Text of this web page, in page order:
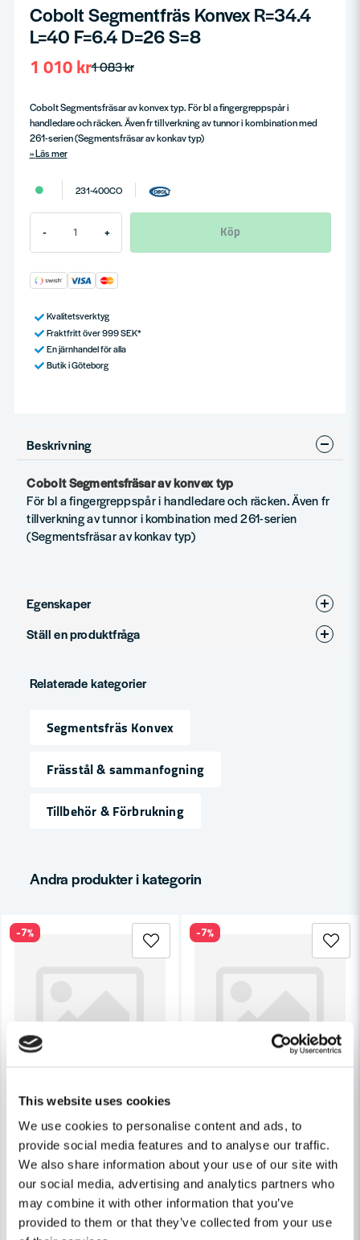
This website uses cookies
We use cookies to personalise content and ads, to
provide social media features and to analyse our traffic.
We also share information about your use of our site with
our social media, advertising and analytics partners who
may combine it with other information that you’ve
provided to them or that they’ve collected from your use
Cobolt Segmentfräs Konvex R=34.4
L=40 F=6.4 D=26 S=8
1 083 kr
1 010 kr
Cobolt Segmentsfräsar av konvex typ. För bl a fingergreppspår i
handledare och räcken. Även fr tillverkning av tunnor i kombination med
261-serien (Segmentsfräsar av konkav typ)
Läs mer
231-400CO
- + Köp
Kvalitetsverktyg
Fraktfritt över 999 SEK*
En järnhandel för alla
Butik i Göteborg
Beskrivning
Cobolt Segmentsfräsar av konvex typ
För bl a fingergreppspår i handledare och räcken. Även fr
tillverkning av tunnor i kombination med 261-serien
(Segmentsfräsar av konkav typ)
Egenskaper
Produkttyp
Ställ en produktfråga
Fråga oss något om denna produkten...
Namn
email
Relaterade kategorier
Segmentsfräs Konvex
Frässtål & sammanfogning
Tillbehör & Förbrukning
Andra produkter i kategorin
Cobolt Segmentfräs L=25 F=45 R=18,1 D=22 S=8
827 kr
771 kr
Leveranstid ifrån leverantör ca
3-7 arbetsdagar
-7%
Cobolt Segmentfräs L=32 F=6
903 kr
842 kr
Leveranstid ifrån leverantör ca
3-7 arbetsdagar
-7%